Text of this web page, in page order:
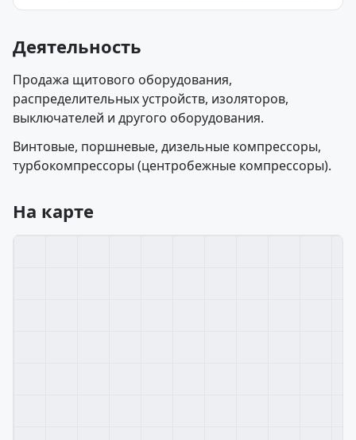
Деятельность
Продажа щитового оборудования,
распределительных устройств, изоляторов,
выключателей и другого оборудования.
Винтовые, поршневые, дизельные компрессоры,
турбокомпрессоры (центробежные компрессоры).
На карте